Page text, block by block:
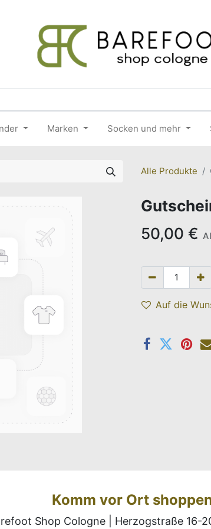
Marken Socken und mehr
Alle Produkte
50,00 €
Auf die
Komm vor Ort
Shop Cologne | Herzogstraße 16-